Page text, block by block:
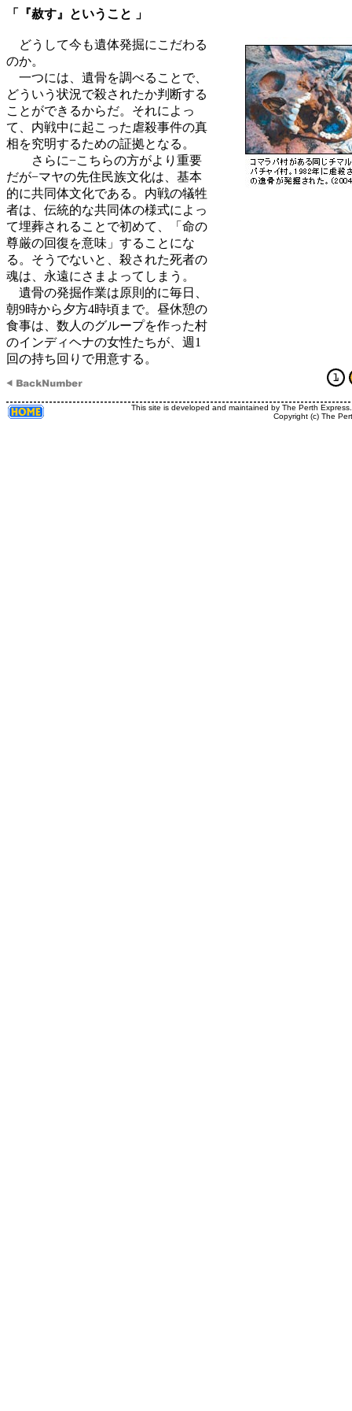
「『赦す』ということ 」
どうして今も遺体発掘にこだわる
のか。
一つには、遺骨を調べることで、
どういう状況で殺されたか判断する
ことができるからだ。それによっ
て、内戦中に起こった虐殺事件の真
相を究明するための証拠となる。
さらに−こちらの方がより重要
だが−マヤの先住民族文化は、基本
的に共同体文化である。内戦の犠牲
者は、伝統的な共同体の様式によっ
て埋葬されることで初めて、「命の
尊厳の回復を意味」することにな
る。そうでないと、殺された死者の
魂は、永遠にさまよってしまう。
遺骨の発掘作業は原則的に毎日、
朝9時から夕方4時頃まで。昼休憩の
食事は、数人のグループを作った村
のインディヘナの女性たちが、週1
回の持ち回りで用意する。
This site is developed and maintained by The Perth
Copyright (c) The